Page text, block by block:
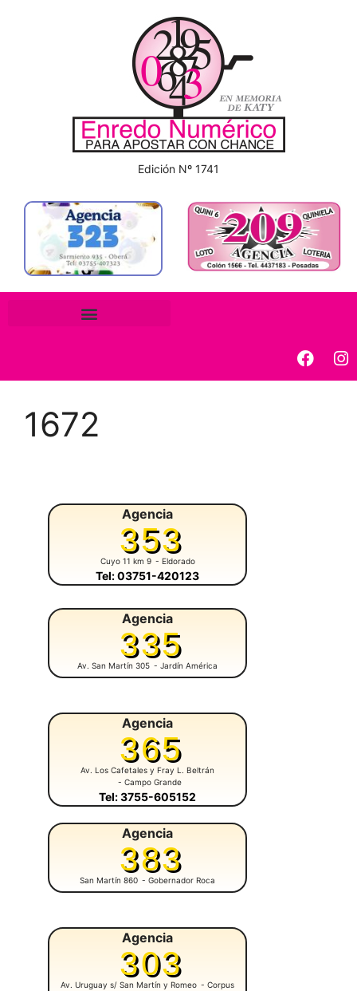
Edición Nº 1741
1672
Agencia
353
Cuyo 11 km 9 - Eldorado
Tel: 03751-420123
Agencia
335
Av. San Martín 305 - Jardín América
Agencia
365
Av. Los Cafetales y Fray L. Beltrán
- Campo Grande
Tel: 3755-605152
Agencia
383
San Martín 860 - Gobernador Roca
Agencia
303
Av. Uruguay s/ San Martín y Romeo - Corpus